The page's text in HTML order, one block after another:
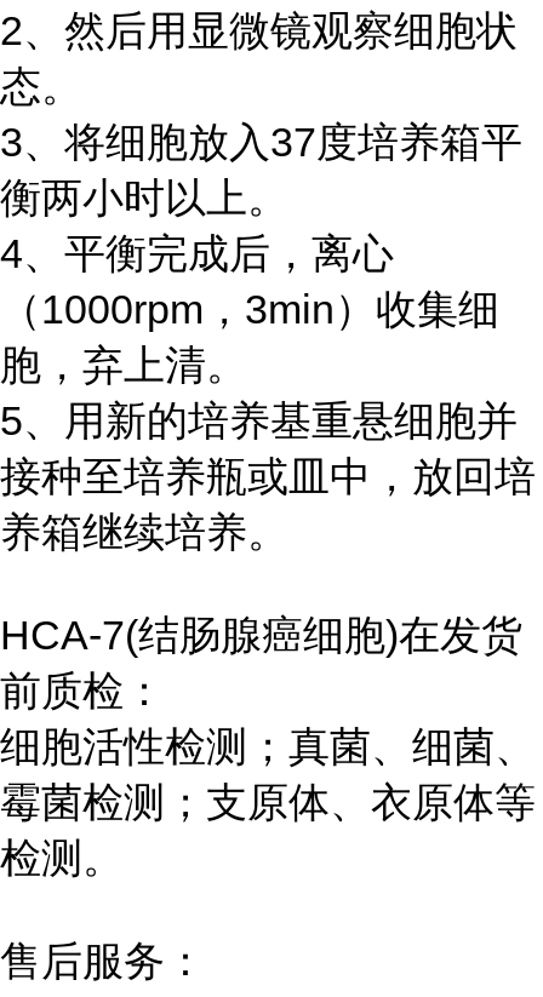
2、然后用显微镜观察细胞状
态。
3、将细胞放入37度培养箱平
衡两小时以上。
4、平衡完成后，离心
（1000rpm，3min）收集细
胞，弃上清。
5、用新的培养基重悬细胞并
接种至培养瓶或皿中，放回培
养箱继续培养。
HCA-7(结肠腺癌细胞)在发货
前质检：
细胞活性检测；真菌、细菌、
霉菌检测；支原体、衣原体等
检测。
售后服务：